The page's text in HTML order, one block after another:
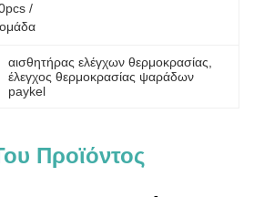
/
αισθητήρας ελέγχων θερμοκρασίας
έλεγχος θερμοκρασίας ψαράδων
paykel
Προϊόντος